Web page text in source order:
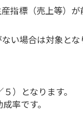
指標（売上等）
い場合は対象とな
）となります。
率です。